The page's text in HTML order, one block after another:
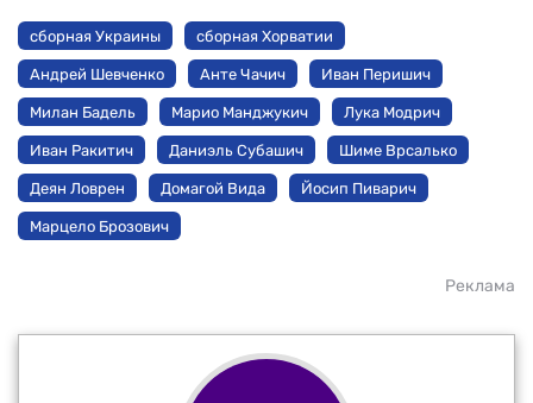
сборная Украины сборная Хорватии
Андрей Шевченко Анте Чачич Иван Перишич
Милан Бадель Марио Манджукич Лука Модрич
Иван Ракитич Даниэль Субашич Шиме Врсалько
Деян Ловрен Домагой Вида Йосип Пиварич
Марцело Брозович
Реклама